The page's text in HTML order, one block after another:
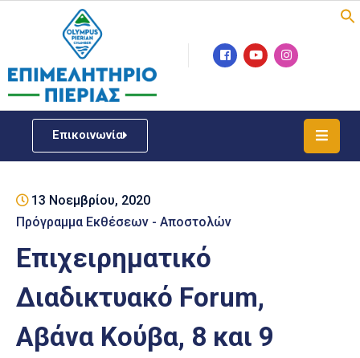
Επικοινωνία
Επιμελητήριο
Νέα
ΓΕΜΗ
Επιχειρηματική
Υποστήριξη
Έκθεση
Παραδοσιακών
13 Νοεμβρίου, 2020
Πρόγραμμα Εκθέσεων - Αποστολών
Επιχειρηματικό
Διαδικτυακό Forum,
Αβάνα Κούβα, 8 και 9